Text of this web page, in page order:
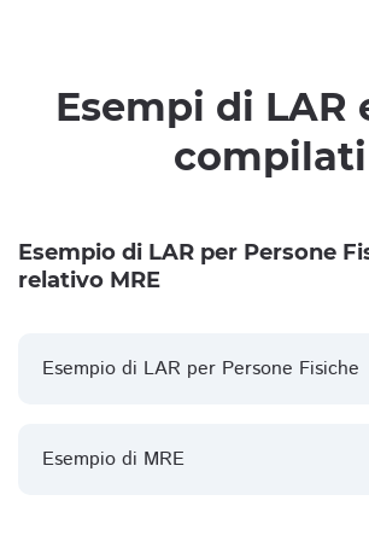
Esempi di LAR
compilati
Esempio di LAR per Persone
relativo MRE
Esempio di LAR per Persone Fisiche
Esempio di MRE